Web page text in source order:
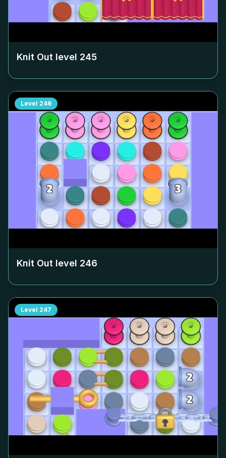
Knit Out level 245
Level 246
Knit Out level 246
Level 247